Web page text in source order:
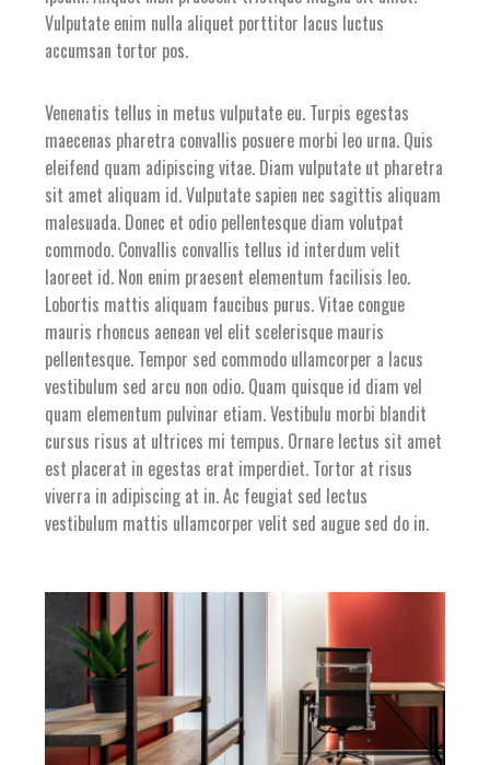
Vulputate enim nulla aliquet porttitor lacus luctus
accumsan tortor pos.
Venenatis tellus in metus vulputate eu. Turpis egestas
maecenas pharetra convallis posuere morbi leo urna. Quis
eleifend quam adipiscing vitae. Diam vulputate ut pharetra
sit amet aliquam id. Vulputate sapien nec sagittis aliquam
malesuada. Donec et odio pellentesque diam volutpat
commodo. Convallis convallis tellus id interdum velit
laoreet id. Non enim praesent elementum facilisis leo.
Lobortis mattis aliquam faucibus purus. Vitae congue
mauris rhoncus aenean vel elit scelerisque mauris
pellentesque. Tempor sed commodo ullamcorper a lacus
vestibulum sed arcu non odio. Quam quisque id diam vel
quam elementum pulvinar etiam. Vestibulu morbi blandit
cursus risus at ultrices mi tempus. Ornare lectus sit amet
est placerat in egestas erat imperdiet. Tortor at risus
viverra in adipiscing at in. Ac feugiat sed lectus
vestibulum mattis ullamcorper velit sed augue sed do in.